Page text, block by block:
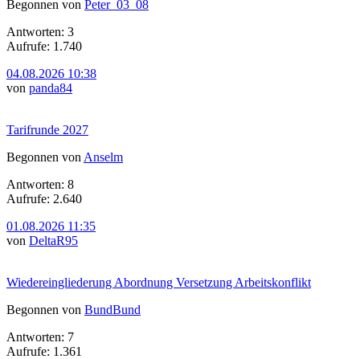
Begonnen von Peter_03_08
Antworten: 3
Aufrufe: 1.740
04.08.2026 10:38
von panda84
Tarifrunde 2027
Begonnen von Anselm
Antworten: 8
Aufrufe: 2.640
01.08.2026 11:35
von DeltaR95
Wiedereingliederung Abordnung Versetzung Arbeitskonflikt
Begonnen von BundBund
Antworten: 7
Aufrufe: 1.361